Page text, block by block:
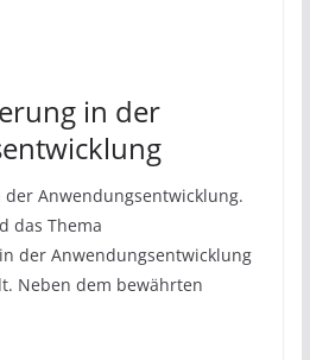
in der
Anwendungsentwicklung.
das Thema
der Anwendungsentwicklung
Neben dem bewährten